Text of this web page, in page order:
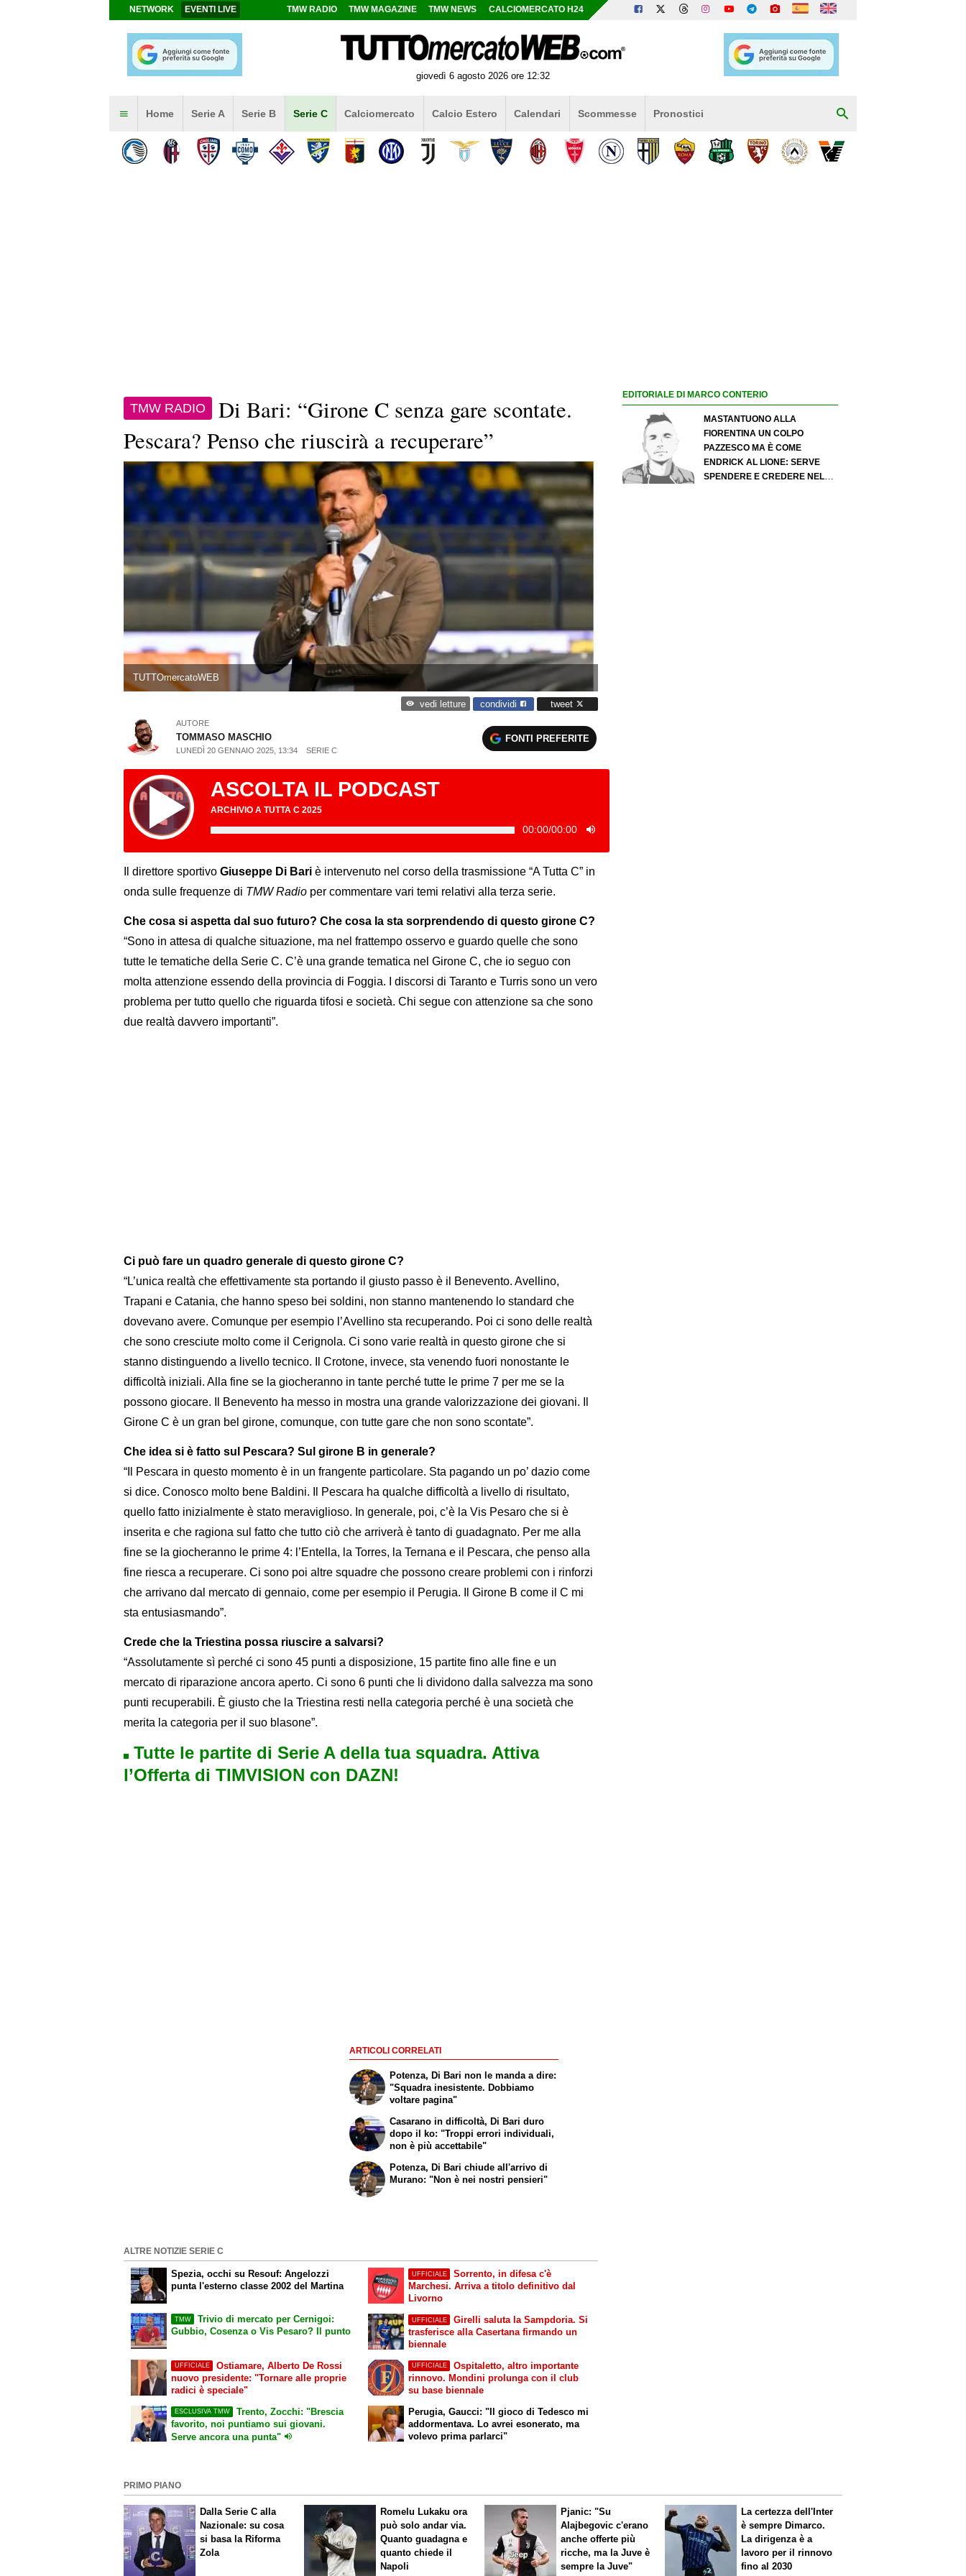
NETWORK EVENTI LIVE TMW RADIO TMW MAGAZINE TMW NEWS CALCIOMERCATO H24
giovedì 6 agosto 2026 ore 12:32
Home Serie A Serie B Serie C Calciomercato Calcio Estero Calendari Scommesse Pronostici
TMW RADIO
Di Bari: “Girone C senza gare scontate.
Pescara? Penso che riuscirà a recuperare”
TUTTOmercatoWEB
vedi letture condividi tweet
AUTORE
TOMMASO MASCHIO
LUNEDÌ 20 GENNAIO 2025, 13:34 SERIE C
FONTI PREFERITE
ASCOLTA IL PODCAST
ARCHIVIO A TUTTA C 2025
00:00/00:00
Il direttore sportivo Giuseppe Di Bari è intervenuto nel corso della trasmissione “A Tutta C” in
onda sulle frequenze di TMW Radio per commentare vari temi relativi alla terza serie.
Che cosa si aspetta dal suo futuro? Che cosa la sta sorprendendo di questo girone C?
“Sono in attesa di qualche situazione, ma nel frattempo osservo e guardo quelle che sono
tutte le tematiche della Serie C. C’è una grande tematica nel Girone C, che io seguo con
molta attenzione essendo della provincia di Foggia. I discorsi di Taranto e Turris sono un vero
problema per tutto quello che riguarda tifosi e società. Chi segue con attenzione sa che sono
due realtà davvero importanti”.
Ci può fare un quadro generale di questo girone C?
“L’unica realtà che effettivamente sta portando il giusto passo è il Benevento. Avellino,
Trapani e Catania, che hanno speso bei soldini, non stanno mantenendo lo standard che
dovevano avere. Comunque per esempio l’Avellino sta recuperando. Poi ci sono delle realtà
che sono cresciute molto come il Cerignola. Ci sono varie realtà in questo girone che si
stanno distinguendo a livello tecnico. Il Crotone, invece, sta venendo fuori nonostante le
difficoltà iniziali. Alla fine se la giocheranno in tante perché tutte le prime 7 per me se la
possono giocare. Il Benevento ha messo in mostra una grande valorizzazione dei giovani. Il
Girone C è un gran bel girone, comunque, con tutte gare che non sono scontate”.
Che idea si è fatto sul Pescara? Sul girone B in generale?
“Il Pescara in questo momento è in un frangente particolare. Sta pagando un po’ dazio come
si dice. Conosco molto bene Baldini. Il Pescara ha qualche difficoltà a livello di risultato,
quello fatto inizialmente è stato meraviglioso. In generale, poi, c’è la Vis Pesaro che si è
inserita e che ragiona sul fatto che tutto ciò che arriverà è tanto di guadagnato. Per me alla
fine se la giocheranno le prime 4: l’Entella, la Torres, la Ternana e il Pescara, che penso alla
fine riesca a recuperare. Ci sono poi altre squadre che possono creare problemi con i rinforzi
che arrivano dal mercato di gennaio, come per esempio il Perugia. Il Girone B come il C mi
sta entusiasmando”.
Crede che la Triestina possa riuscire a salvarsi?
“Assolutamente sì perché ci sono 45 punti a disposizione, 15 partite fino alle fine e un
mercato di riparazione ancora aperto. Ci sono 6 punti che li dividono dalla salvezza ma sono
punti recuperabili. È giusto che la Triestina resti nella categoria perché è una società che
merita la categoria per il suo blasone”.
Tutte le partite di Serie A della tua squadra. Attiva
l’Offerta di TIMVISION con DAZN!
ARTICOLI CORRELATI
Potenza, Di Bari non le manda a dire:
"Squadra inesistente. Dobbiamo
voltare pagina"
Casarano in difficoltà, Di Bari duro
dopo il ko: "Troppi errori individuali,
non è più accettabile"
Potenza, Di Bari chiude all'arrivo di
Murano: "Non è nei nostri pensieri"
ALTRE NOTIZIE SERIE C
Spezia, occhi su Resouf: Angelozzi
punta l'esterno classe 2002 del Martina
TMW
Trivio di mercato per Cernigoi:
Gubbio, Cosenza o Vis Pesaro? Il punto
UFFICIALE
Sorrento, in difesa c'è
Marchesi. Arriva a titolo definitivo dal
Livorno
UFFICIALE
Girelli saluta la Sampdoria. Si
trasferisce alla Casertana firmando un
biennale
UFFICIALE
Ostiamare, Alberto De Rossi
nuovo presidente: "Tornare alle proprie
radici è speciale"
ESCLUSIVA TMW
Trento, Zocchi: "Brescia
favorito, noi puntiamo sui giovani.
Serve ancora una punta"
UFFICIALE
Ospitaletto, altro importante
rinnovo. Mondini prolunga con il club
su base biennale
Perugia, Gaucci: "Il gioco di Tedesco mi
addormentava. Lo avrei esonerato, ma
volevo prima parlarci"
EDITORIALE DI MARCO CONTERIO
MASTANTUONO ALLA
FIORENTINA UN COLPO
PAZZESCO MA È COME
ENDRICK AL LIONE: SERVE
SPENDERE E CREDERE NELLO
PRIMO PIANO
Dalla Serie C alla
Nazionale: su cosa
si basa la Riforma
Zola
Romelu Lukaku ora
può solo andar via.
Quanto guadagna e
quanto chiede il
Napoli
Pjanic: "Su
Alajbegovic c'erano
anche offerte più
ricche, ma la Juve è
sempre la Juve"
La certezza dell'Inter
è sempre Dimarco.
La dirigenza è a
lavoro per il rinnovo
fino al 2030